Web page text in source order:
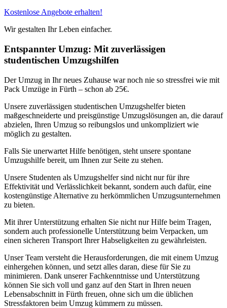
Kostenlose Angebote erhalten!
Wir gestalten Ihr Leben einfacher.
Entspannter Umzug: Mit zuverlässigen
studentischen Umzugshilfen
Der Umzug in Ihr neues Zuhause war noch nie so stressfrei wie mit
Pack Umzüge in Fürth – schon ab 25€.
Unsere zuverlässigen studentischen Umzugshelfer bieten
maßgeschneiderte und preisgünstige Umzugslösungen an, die darauf
abzielen, Ihren Umzug so reibungslos und unkompliziert wie
möglich zu gestalten.
Falls Sie unerwartet Hilfe benötigen, steht unsere spontane
Umzugshilfe bereit, um Ihnen zur Seite zu stehen.
Unsere Studenten als Umzugshelfer sind nicht nur für ihre
Effektivität und Verlässlichkeit bekannt, sondern auch dafür, eine
kostengünstige Alternative zu herkömmlichen Umzugsunternehmen
zu bieten.
Mit ihrer Unterstützung erhalten Sie nicht nur Hilfe beim Tragen,
sondern auch professionelle Unterstützung beim Verpacken, um
einen sicheren Transport Ihrer Habseligkeiten zu gewährleisten.
Unser Team versteht die Herausforderungen, die mit einem Umzug
einhergehen können, und setzt alles daran, diese für Sie zu
minimieren. Dank unserer Fachkenntnisse und Unterstützung
können Sie sich voll und ganz auf den Start in Ihren neuen
Lebensabschnitt in Fürth freuen, ohne sich um die üblichen
Stressfaktoren beim Umzug kümmern zu müssen.